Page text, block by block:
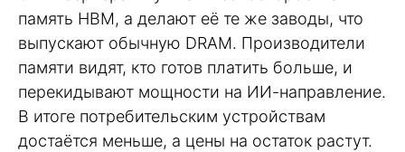
память HBM, а делают её те же заводы, что
выпускают обычную DRAM. Производители
памяти видят, кто готов платить больше, и
перекидывают мощности на ИИ-направление.
В итоге потребительским устройствам
достаётся меньше, а цены на остаток растут.